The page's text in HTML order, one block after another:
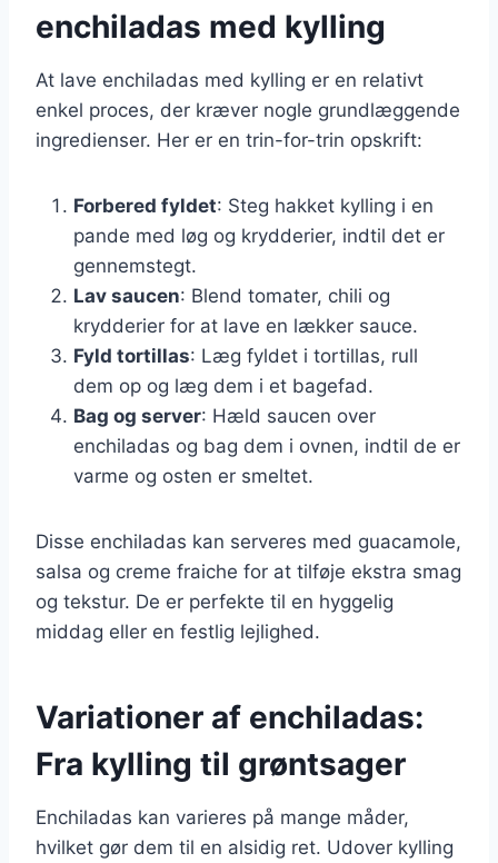
enchiladas med kylling
At lave enchiladas med kylling er en relativt
enkel proces, der kræver nogle grundlæggende
ingredienser. Her er en trin-for-trin opskrift:
Forbered fyldet: Steg hakket kylling i en
pande med løg og krydderier, indtil det er
gennemstegt.
Lav saucen: Blend tomater, chili og
krydderier for at lave en lækker sauce.
Fyld tortillas: Læg fyldet i tortillas, rull
dem op og læg dem i et bagefad.
Bag og server: Hæld saucen over
enchiladas og bag dem i ovnen, indtil de er
varme og osten er smeltet.
Disse enchiladas kan serveres med guacamole,
salsa og creme fraiche for at tilføje ekstra smag
og tekstur. De er perfekte til en hyggelig
middag eller en festlig lejlighed.
Variationer af enchiladas:
Fra kylling til grøntsager
Enchiladas kan varieres på mange måder,
hvilket gør dem til en alsidig ret. Udover kylling